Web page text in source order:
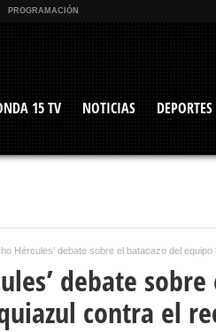
PROGRAMACIÓN
15 TV NOTICIAS DEPORTES
Hércules’ debate sobre el batacazo del
debate
contra el